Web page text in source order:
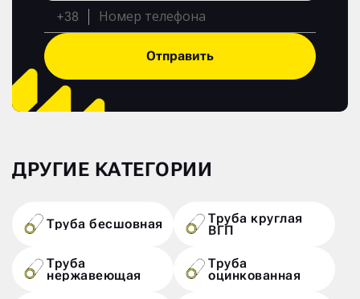
+38
Отправить
ДРУГИЕ КАТЕГОРИИ
Труба бесшовная Труба круглая
ВГП
Труба
нержавеющая
Труба
оцинкованная